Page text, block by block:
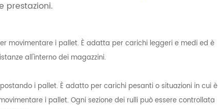
prestazioni.
movimentare i pallet. È adatta per carichi leggeri e medi ed è
all'interno dei magazzini.
i pallet. È adatto per carichi pesanti o situazioni in cui è
i pallet. Ogni sezione dei rulli può essere controllata